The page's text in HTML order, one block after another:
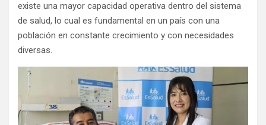
existe una mayor capacidad operativa dentro del sistema
de salud, lo cual es fundamental en un país con una
población en constante crecimiento y con necesidades
diversas.